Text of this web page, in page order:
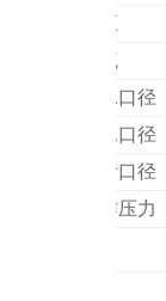
电压
电流
进水口径
出水口径
排污口径
工作压力